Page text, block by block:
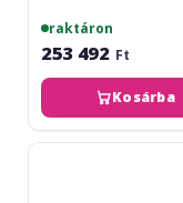
raktáron
253 492 Ft
Kosárba
Marshall